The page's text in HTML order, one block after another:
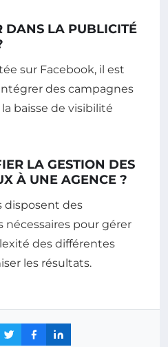
DANS LA PUBLICITÉ
sur Facebook, il est
des campagnes
baisse de visibilité
LA GESTION DES
À UNE AGENCE ?
disposent des
pour gérer
des différentes
les résultats.